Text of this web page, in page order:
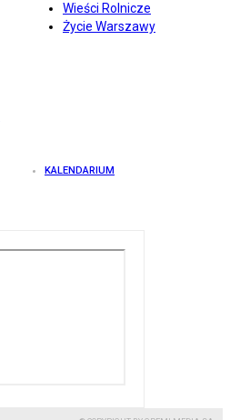
Wieści Rolnicze
Życie Warszawy
KALENDARIUM